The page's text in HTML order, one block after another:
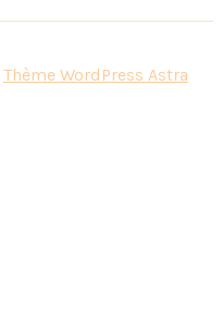
Thème WordPress Astra